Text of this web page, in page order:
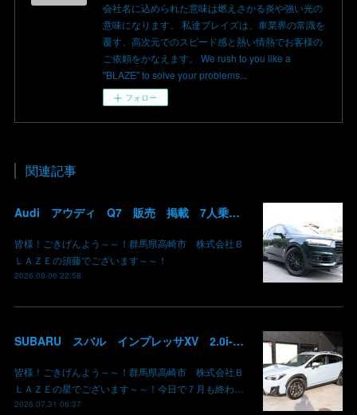
会社名に込められた意味は燃えさかる炎や強い光の
意味になります。 私達ブレイズは、車業界の常識を
覆す、高次元でのスピード感と熱い情熱でお客様の
ご依頼をかなえます。 We rush to you like a
"BLAZE" to solve your problems...
フォロー
関連記事
Audi アウディ Q7 販売 掲載 7人乗り リアモニター サンルーフ 車検整備2年付き 群馬 高崎
皆様！ごきげんよう～～！群馬県高崎市 株式会社Ｂ
ＬＡＺＥの須藤でございます～～！
2026.08.06 22:58
SUBARU スバル インプレッサXV 2.0i-L EyeSight AWD 御納車 GT7 群馬県高崎市 株式会社BLAZE
皆様！ごきげんよう～～！群馬県高崎市 株式会社Ｂ
ＬＡＺＥの星でございます～～！今日で７月も終わ…
2026.07.31 06:37